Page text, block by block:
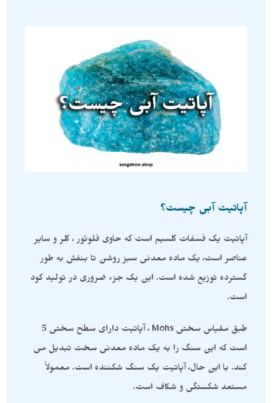
آپاتیت آبی چیست؟
آپاتیت یک فسفات کلسیم است که حاوی فلوئور ، کلر و سایر
عناصر است، یک ماده معدنی سبز روشن تا بنفش به طور
گسترده توزیع شده است. این یک جزء ضروری در تولید کود
است.
طبق مقیاس سختی Mohs ، آپاتیت دارای سطح سختی 5
است که این سنگ را به یک ماده معدنی سخت تبدیل می
کند. با این حال، آپاتیت یک سنگ شکننده است. معمولاً
مستعد شکستگی و شکاف است.